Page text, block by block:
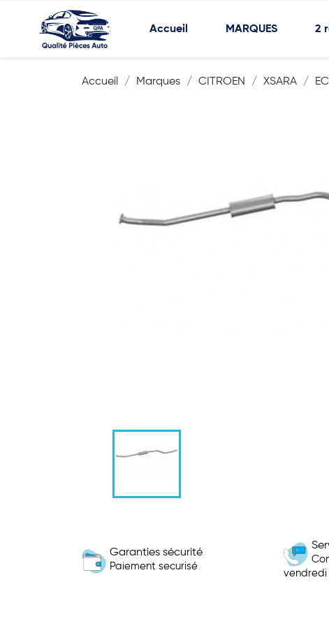
Accueil MARQUES 2
Accueil Marques CITROEN XSARA
Garanties sécurité
Paiement securisé
vendredi